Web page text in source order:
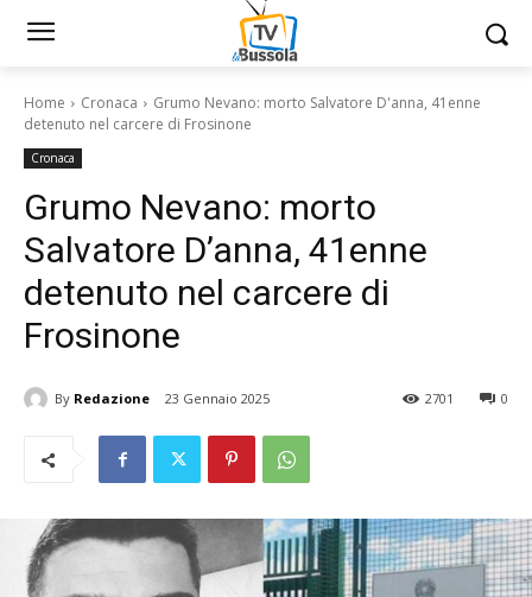
Home Cronaca
Grumo Nevano: morto Salvatore D'anna, 41enne
detenuto nel carcere di Frosinone
Cronaca
Grumo Nevano: morto
Salvatore D’anna, 41enne
detenuto nel carcere di
Frosinone
By Redazione 23 Gennaio 2025 0
2701